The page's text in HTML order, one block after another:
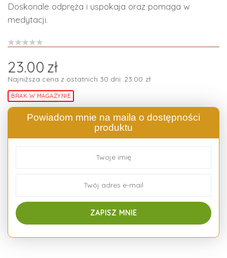
Doskonale odpręża i uspokaja oraz pomaga w
medytacji.
23.00 zł
Najniższa cena z ostatnich 30 dni: 23.00 zł
BRAK W MAGAZYNIE
Powiadom mnie na maila o dostępności
produktu